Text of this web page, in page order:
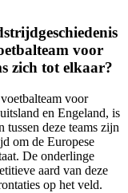
voor
zich tot elkaar?
voor
en Engeland, is
tussen deze teams zijn
om de Europese
De onderlinge
aard van deze
op het veld.